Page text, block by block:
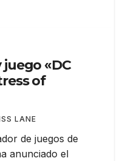
«DC
of
LANE
de juegos de
anunciado el